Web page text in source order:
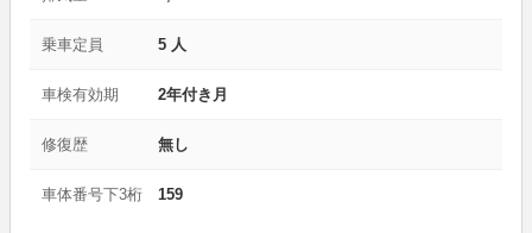
乗車定員 5 人
車検有効期 2年付き月
修復歴 無し
車体番号下3桁 159